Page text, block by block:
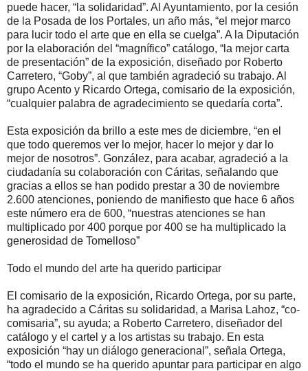
puede hacer, “la solidaridad”. Al Ayuntamiento, por la cesión
de la Posada de los Portales, un año más, “el mejor marco
para lucir todo el arte que en ella se cuelga”. A la Diputación
por la elaboración del “magnífico” catálogo, “la mejor carta
de presentación” de la exposición, diseñado por Roberto
Carretero, “Goby”, al que también agradeció su trabajo. Al
grupo Acento y Ricardo Ortega, comisario de la exposición,
“cualquier palabra de agradecimiento se quedaría corta”.
Esta exposición da brillo a este mes de diciembre, “en el
que todo queremos ver lo mejor, hacer lo mejor y dar lo
mejor de nosotros”. González, para acabar, agradeció a la
ciudadanía su colaboración con Cáritas, señalando que
gracias a ellos se han podido prestar a 30 de noviembre
2.600 atenciones, poniendo de manifiesto que hace 6 años
este número era de 600, “nuestras atenciones se han
multiplicado por 400 porque por 400 se ha multiplicado la
generosidad de Tomelloso”
Todo el mundo del arte ha querido participar
El comisario de la exposición, Ricardo Ortega, por su parte,
ha agradecido a Cáritas su solidaridad, a Marisa Lahoz, “co-
comisaria”, su ayuda; a Roberto Carretero, diseñador del
catálogo y el cartel y a los artistas su trabajo. En esta
exposición “hay un diálogo generacional”, señala Ortega,
“todo el mundo se ha querido apuntar para participar en algo